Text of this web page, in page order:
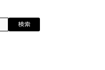
検索